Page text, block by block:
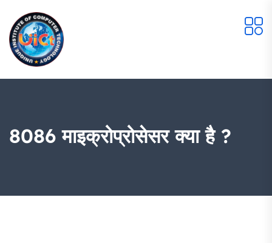
8086 माइक्रोप्रोसेसर क्या है ?